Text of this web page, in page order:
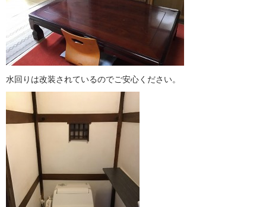
水回りは改装されているのでご安心ください。